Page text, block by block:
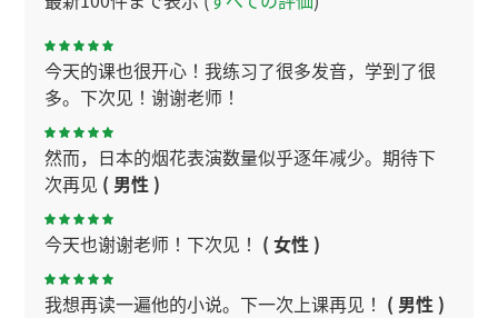
今天的课也很开心！我练习了很多发音，学到了很
多。下次见！谢谢老师！
然而，日本的烟花表演数量似乎逐年减少。期待下
次再见 ( 男性 )
今天也谢谢老师！下次见！ ( 女性 )
我想再读一遍他的小说。下一次上课再见！ ( 男性 )